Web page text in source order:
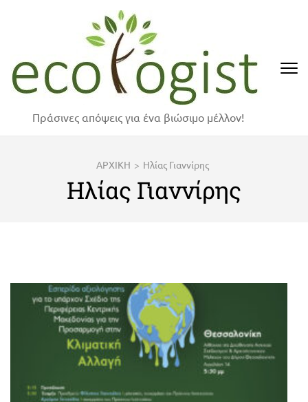
Enter)
Πράσινες απόψεις για ένα βιώσιμο μέλλον!
ΑΡΧΙΚΗ > Ηλίας Γιαννίρης
Ηλίας Γιαννίρης